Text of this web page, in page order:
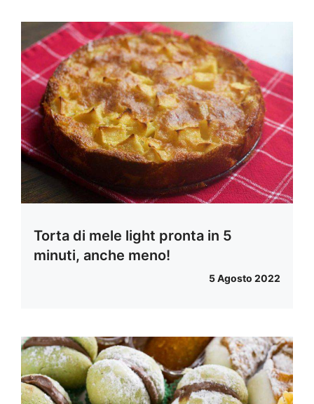
Torta di mele light pronta in 5
minuti, anche meno!
5 Agosto 2022